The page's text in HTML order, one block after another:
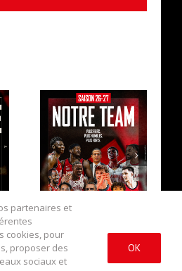
L’EFFECTIF
2026/2027 AU
COMPLET !
partenaires et
cookies, pour
proposer des
sociaux et
OK